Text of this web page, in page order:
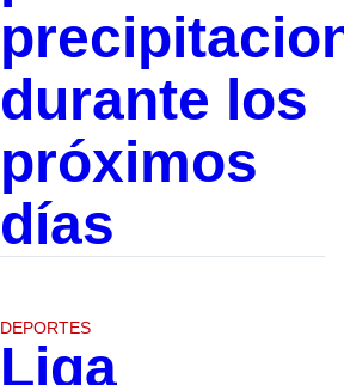
durante los
próximos
días
DEPORTES
Liga